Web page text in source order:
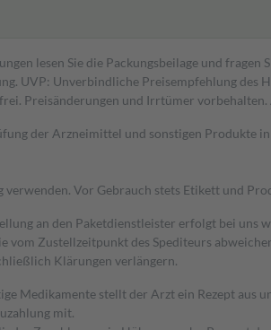
lesen Sie die Packungsbeilage und
UVP: Unverbindliche Preisempfehlung des
Preisänderungen und Irrtümer
der Arzneimittel und sonstigen Produkte
verwenden. Vor Gebrauch stets Etikett und
an den Paketdienstleister erfolgt bei uns
vom Zustellzeitpunkt des Spediteurs
Klärungen verlängern.
Medikamente stellt der Arzt ein Rezept aus
mit.